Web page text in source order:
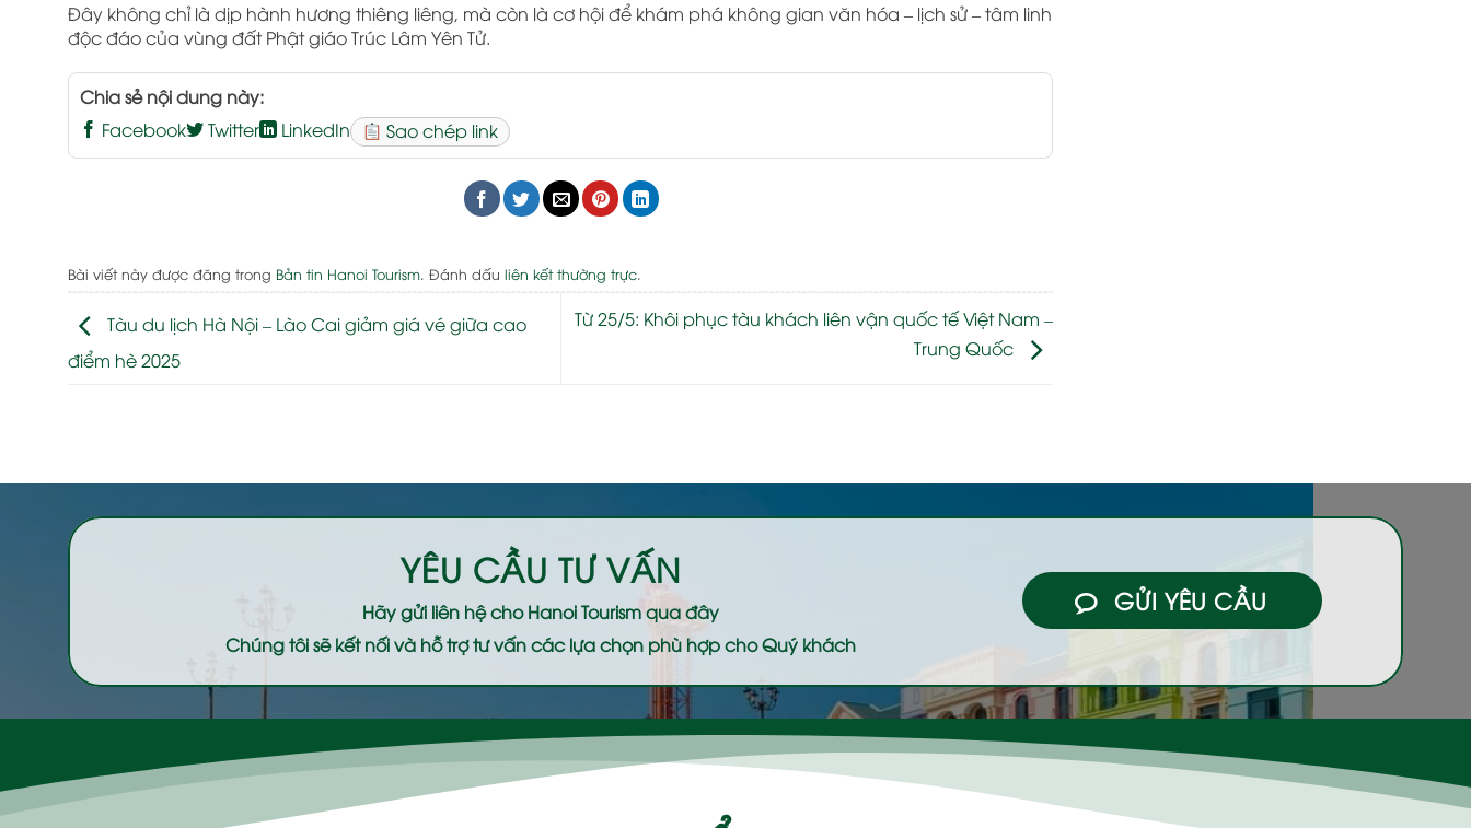
Đây không chỉ là dịp hành hương thiêng liêng, mà còn là cơ hội để khám phá không gian văn hóa – lịch sử – tâm linh
độc đáo của vùng đất Phật giáo Trúc Lâm Yên Tử.
Chia sẻ nội dung này:
Facebook
Twitter LinkedIn Sao chép link
Bài viết này được đăng trong Bản tin Hanoi Tourism. Đánh dấu liên kết thường trực.
Tàu du lịch Hà Nội – Lào Cai giảm giá vé giữa cao
điểm hè 2025
Từ 25/5: Khôi phục tàu khách liên vận quốc tế Việt Nam –
Trung Quốc
YÊU CẦU TƯ VẤN
Hãy gửi liên hệ choHanoi Tourismqua đây
Chúng tôi sẽ kết nối và hỗ trợ tư vấn các lựa chọn phù hợp cho Quý khách
GỬI YÊU CẦU